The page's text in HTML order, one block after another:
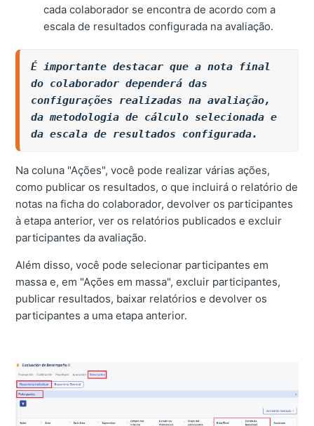
cada colaborador se encontra de acordo com a
escala de resultados configurada na avaliação.
É importante destacar que a nota final
do colaborador dependerá das
configurações realizadas na avaliação,
da metodologia de cálculo selecionada e
da escala de resultados configurada.
Na coluna "Ações", você pode realizar várias ações,
como publicar os resultados, o que incluirá o relatório de
notas na ficha do colaborador, devolver os participantes
à etapa anterior, ver os relatórios publicados e excluir
participantes da avaliação.
Além disso, você pode selecionar participantes em
massa e, em "Ações em massa", excluir participantes,
publicar resultados, baixar relatórios e devolver os
participantes a uma etapa anterior.